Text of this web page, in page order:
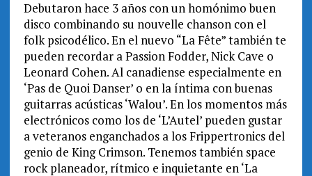
Debutaron hace 3 años con un homónimo buen
disco combinando su nouvelle chanson con el
folk psicodélico. En el nuevo “La Fête” también te
pueden recordar a Passion Fodder, Nick Cave o
Leonard Cohen. Al canadiense especialmente en
‘Pas de Quoi Danser’ o en la íntima con buenas
guitarras acústicas ‘Walou’. En los momentos más
electrónicos como los de ‘L’Autel’ pueden gustar
a veteranos enganchados a los Frippertronics del
genio de King Crimson. Tenemos también space
rock planeador, rítmico e inquietante en ‘La